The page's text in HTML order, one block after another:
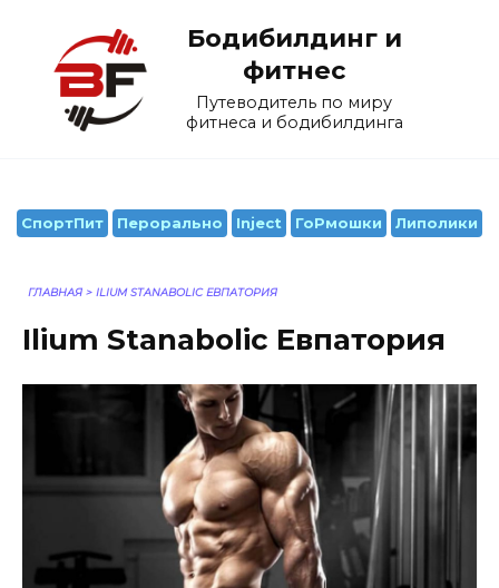
содержанию
Бодибилдинг и
фитнес
Путеводитель по миру
фитнеса и бодибилдинга
СпортПит Перорально Inject ГоРмошки Липолики
ГЛАВНАЯ > ILIUM STANABOLIC ЕВПАТОРИЯ
Ilium Stanabolic Евпатория